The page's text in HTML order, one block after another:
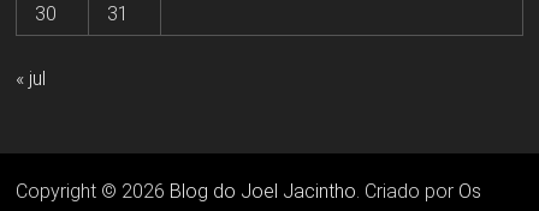
30
31
« jul
Copyright © 2026 Blog do Joel Jacintho . Criado por Os